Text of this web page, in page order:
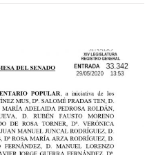
PARA ACTIVAR EL
LAS PLAYAS
iniciativas